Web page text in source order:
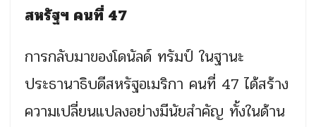
สหรัฐฯ คนที่ 47
การกลับมาของโดนัลด์ ทรัมป์ ในฐานะ
ประธานาธิบดีสหรัฐอเมริกา คนที่ 47 ได้สร้าง
ความเปลี่ยนแปลงอย่างมีนัยสำคัญ ทั้งในด้าน